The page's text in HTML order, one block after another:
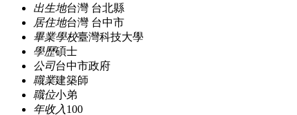
出生地台灣 台北縣
居住地台灣 台中市
畢業學校臺灣科技大學
學歷碩士
公司台中市政府
職業建築師
職位小弟
年收入 100